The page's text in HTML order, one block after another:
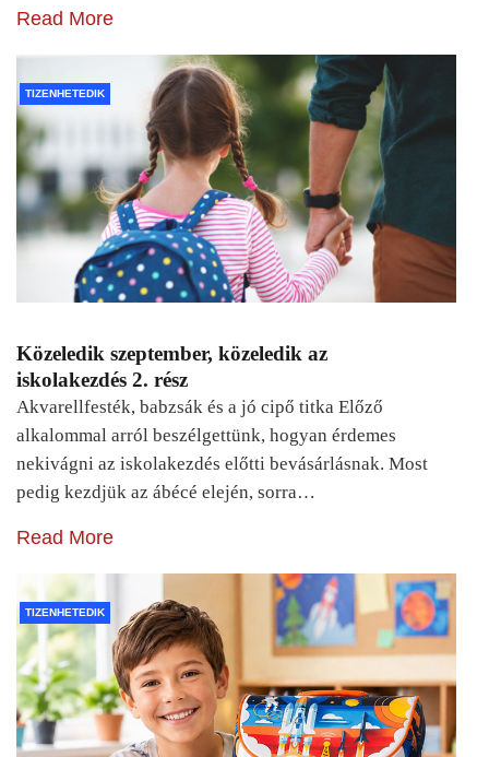
Read More
TIZENHETEDIK
Közeledik szeptember, közeledik az
iskolakezdés 2. rész
Akvarellfesték, babzsák és a jó cipő titka Előző
alkalommal arról beszélgettünk, hogyan érdemes
nekivágni az iskolakezdés előtti bevásárlásnak. Most
pedig kezdjük az ábécé elején, sorra…
Read More
TIZENHETEDIK